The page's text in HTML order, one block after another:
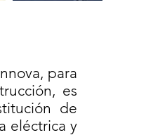
para
es
de
eléctrica y